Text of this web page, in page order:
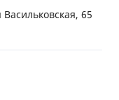
65